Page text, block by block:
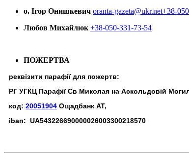
о. Ігор Онишкевич oranta-gazeta@ukr.net+38-
Любов Михайлюк +38-050-331-73-54
ПОЖЕРТВА
реквізити парафії для пожертв:
РГ УГКЦ Парафії Св Миколая на Аскольдовій
код: 20051904 Ощадбанк АТ,
iban: UA543226690000026003300218570